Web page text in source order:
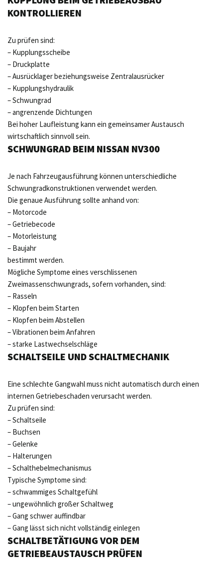
KONTROLLIEREN
Zu prüfen sind:
– Kupplungsscheibe
– Druckplatte
– Ausrücklager beziehungsweise Zentralausrücker
– Kupplungshydraulik
– Schwungrad
– angrenzende Dichtungen
Bei hoher Laufleistung kann ein gemeinsamer Austausch
wirtschaftlich sinnvoll sein.
SCHWUNGRAD BEIM NISSAN NV300
Je nach Fahrzeugausführung können unterschiedliche
Schwungradkonstruktionen verwendet werden.
Die genaue Ausführung sollte anhand von:
– Motorcode
– Getriebecode
– Motorleistung
– Baujahr
bestimmt werden.
Mögliche Symptome eines verschlissenen
Zweimassenschwungrads, sofern vorhanden, sind:
– Rasseln
– Klopfen beim Starten
– Klopfen beim Abstellen
– Vibrationen beim Anfahren
– starke Lastwechselschläge
SCHALTSEILE UND SCHALTMECHANIK
Eine schlechte Gangwahl muss nicht automatisch durch einen
internen Getriebeschaden verursacht werden.
Zu prüfen sind:
– Schaltseile
– Buchsen
– Gelenke
– Halterungen
– Schalthebelmechanismus
Typische Symptome sind:
– schwammiges Schaltgefühl
– ungewöhnlich großer Schaltweg
– Gang schwer auffindbar
– Gang lässt sich nicht vollständig einlegen
SCHALTBETÄTIGUNG VOR DEM
GETRIEBEAUSTAUSCH PRÜFEN